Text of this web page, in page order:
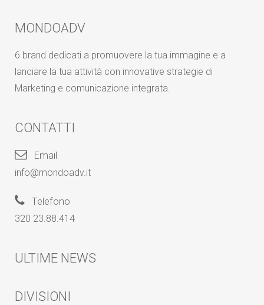
MONDOADV
6 brand dedicati a promuovere la tua immagine e a
lanciare la tua attività con innovative strategie di
Marketing e comunicazione integrata.
CONTATTI
Email
info@mondoadv.it
Telefono
320 23.88.414
ULTIME NEWS
DIVISIONI